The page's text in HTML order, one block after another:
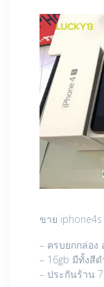
ขาย iphone4s
– ครบยกกล่อ
– 16gb มีทั้งสี
– ประกันร้าน